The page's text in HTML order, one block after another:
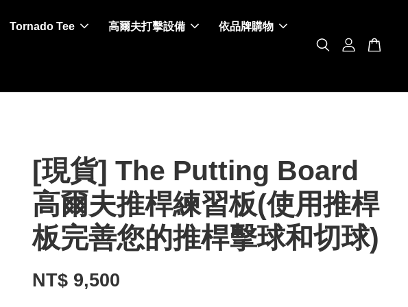
Tornado Tee 高爾夫打擊設備 依品牌購物
[現貨] The Putting Board
高爾夫推桿練習板(使用推桿
板完善您的推桿擊球和切球)
NT$ 9,500